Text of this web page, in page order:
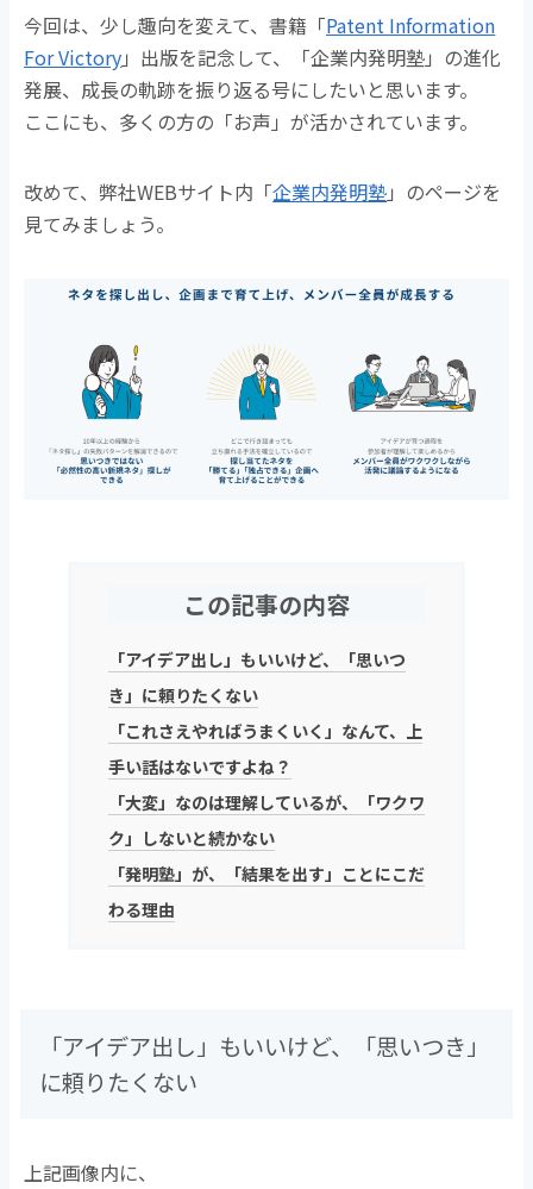
今回は、少し趣向を変えて、書籍「Patent Information
For Victory」出版を記念して、「企業内発明塾」の進化
発展、成長の軌跡を振り返る号にしたいと思います。
ここにも、多くの方の「お声」が活かされています。
改めて、弊社WEBサイト内「企業内発明塾」のページを
見てみましょう。
この記事の内容
「アイデア出し」もいいけど、「思いつ
き」に頼りたくない
「これさえやればうまくいく」なんて、上
手い話はないですよね？
「大変」なのは理解しているが、「ワクワ
ク」しないと続かない
「発明塾」が、「結果を出す」ことにこだ
わる理由
「アイデア出し」もいいけど、「思いつき」
に頼りたくない
上記画像内に、